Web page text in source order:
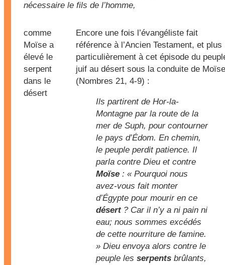
nécessaire le fils de l’homme,
comme
Moïse a
élevé le
serpent
dans le
désert
Encore une fois l’évangéliste fait
référence à l’Ancien Testament, et plus
particulièrement à cet épisode du
juif au désert sous la conduite de Moïse
(Nombres 21, 4-9) :
Ils partirent de Hor-la-
Montagne par la route de la
mer de Suph, pour contourner
le pays d’Édom. En chemin,
le peuple perdit patience. Il
parla contre Dieu et contre
Moïse : « Pourquoi nous
avez-vous fait monter
d’Égypte pour mourir en ce
désert? Car il n’y a ni pain ni
eau; nous sommes excédés
de cette nourriture de famine.
» Dieu envoya alors contre le
peuple les serpents brûlants,